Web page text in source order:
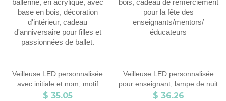
Veilleuse LED personnalisée
avec initiale et nom, motif
animal de dessin animé,
$ 35.05
Veilleuse LED personnalisée
pour enseignant, lampe de nuit
en acrylique avec base en bois,
$ 36.26